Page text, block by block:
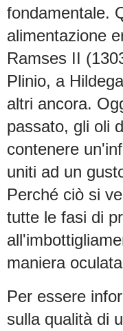
fondamentale.
alimentazione
Ramses II
Plinio, a
altri ancora.
passato, gli oli
contenere
uniti ad un
Perché ciò si
tutte le fasi di
maniera
Per essere
sulla qualità di